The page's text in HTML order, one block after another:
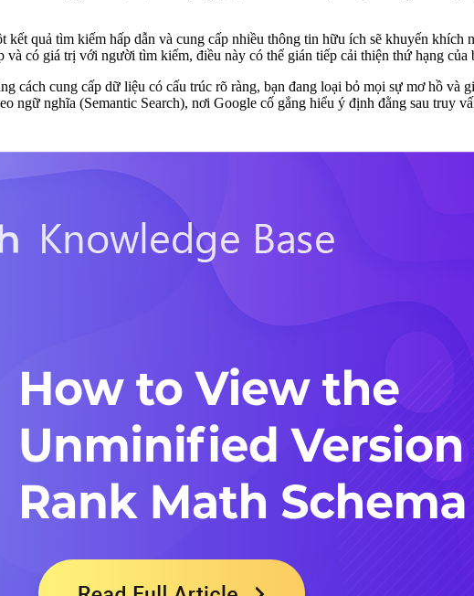
quả tìm kiếm hấp dẫn và cung cấp nhiều thông tin hữu ích sẽ khuyến khích
có giá trị với người tìm kiếm, điều này có thể gián tiếp cải thiện thứ hạng của
cách cung cấp dữ liệu có cấu trúc rõ ràng, bạn đang loại bỏ mọi sự mơ hồ và
nghĩa (Semantic Search), nơi Google cố gắng hiểu ý định đằng sau truy